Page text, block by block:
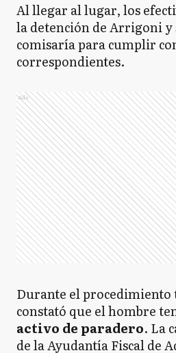
Al llegar al lugar, los
la detención de Arrigoni y
comisaría para cumplir
correspondientes.
Ads
Durante el procedimiento
constató que el hombre
activo de paradero. La
de la Ayudantía Fiscal de